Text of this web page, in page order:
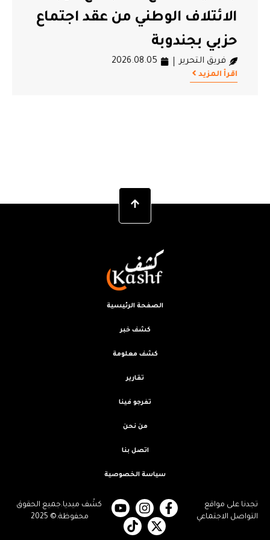
الائتلاف الوطني من عقد اجتماع
حزبي بجندوبة
فريق التحرير 2026.08.05
اقرأ المزيد
تجدنا على مواقع
التواصل الاجتماعي
كشْف ميديا.جميع الحقوق
محفوظة.© 2025
الصفحة الرئيسية
كشف خبر
كشف معلومة
تقارير
تفرجو فينا
من نحن
اتصل بنا
سياسة الخصوصية